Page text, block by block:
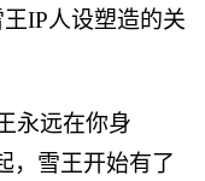
IP人设塑造的关
永远在你身
，雪王开始有了